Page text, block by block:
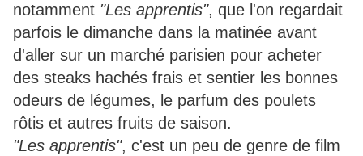
notamment "Les apprentis", que l'on regardait
parfois le dimanche dans la matinée avant
d'aller sur un marché parisien pour acheter
des steaks hachés frais et sentier les bonnes
odeurs de légumes, le parfum des poulets
rôtis et autres fruits de saison.
"Les apprentis", c'est un peu de genre de film